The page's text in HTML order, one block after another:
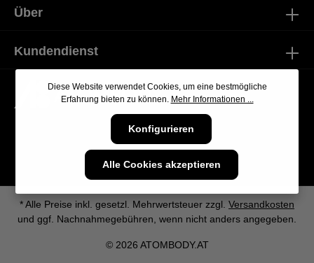
Über
Kundendienst
© 2026 ATOMBODY.AT
* Alle Preise inkl. gesetzl. Mehrwertsteuer zzgl. Versandkosten
und ggf. Nachnahmegebühren, wenn nicht anders angegeben.
Diese Website verwendet Cookies, um eine bestmögliche
Erfahrung bieten zu können. Mehr Informationen ...
Konfigurieren
Alle Cookies akzeptieren